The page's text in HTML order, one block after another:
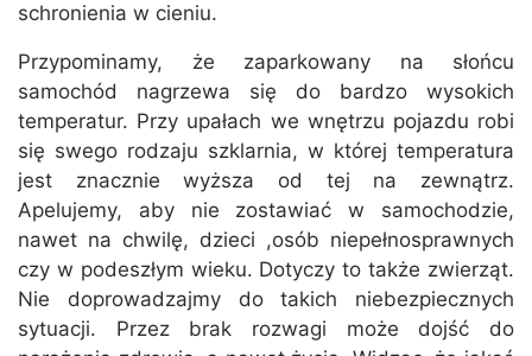
schronienia w cieniu.
Przypominamy, że zaparkowany na słońcu
samochód nagrzewa się do bardzo wysokich
temperatur. Przy upałach we wnętrzu pojazdu robi
się swego rodzaju szklarnia, w której temperatura
jest znacznie wyższa od tej na zewnątrz.
Apelujemy, aby nie zostawiać w samochodzie,
nawet na chwilę, dzieci ,osób niepełnosprawnych
czy w podeszłym wieku. Dotyczy to także zwierząt.
Nie doprowadzajmy do takich niebezpiecznych
sytuacji. Przez brak rozwagi może dojść do